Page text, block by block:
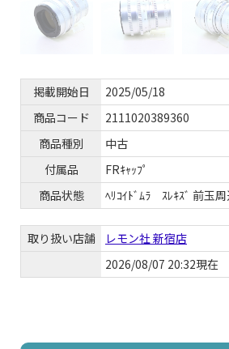
掲載開始日
2025/05/18
商品コード
2111020389360
商品種別
中古
付属品
FRｷｬｯﾌﾟ
商品状態
ﾍﾘｺｲﾄﾞﾑﾗ ｽﾚｷｽﾞ 前玉周
取り扱い店舗
レモン社 新宿店
2026/08/07 20:32現在